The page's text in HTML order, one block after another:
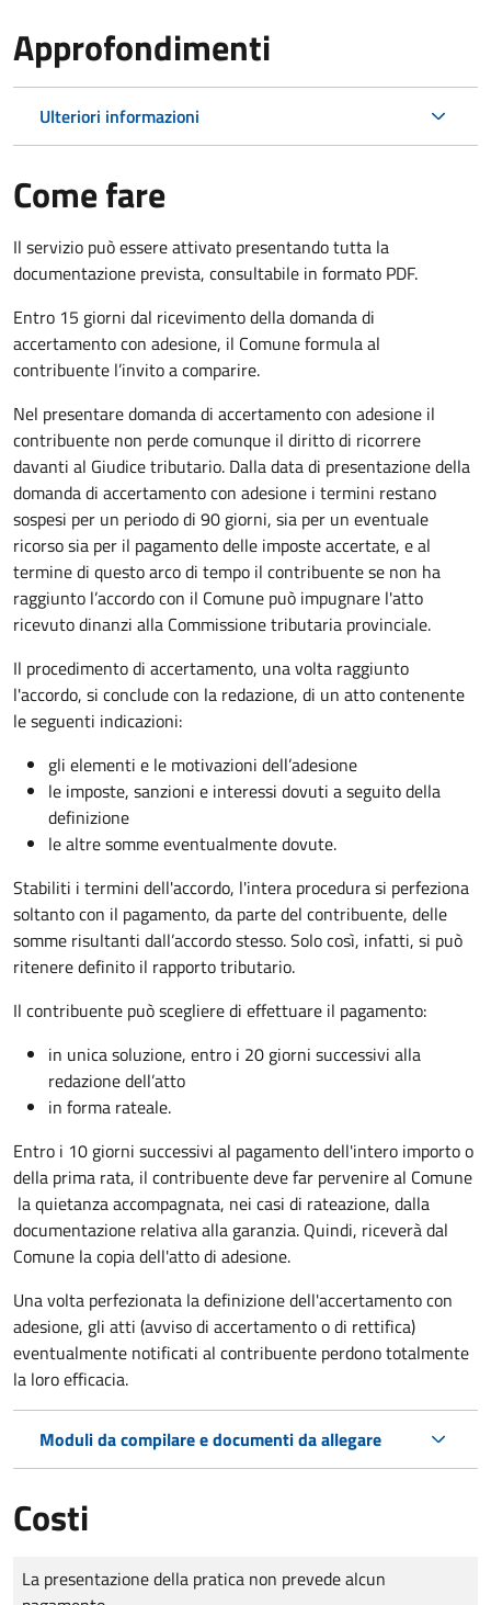
Approfondimenti
Ulteriori informazioni
Come fare
Il servizio può essere attivato presentando tutta la
documentazione prevista, consultabile in formato PDF.
Entro 15 giorni dal ricevimento della domanda di
accertamento con adesione, il Comune formula al
contribuente l’invito a comparire.
Nel presentare domanda di accertamento con adesione il
contribuente non perde comunque il diritto di ricorrere
davanti al Giudice tributario. Dalla data di presentazione della
domanda di accertamento con adesione i termini restano
sospesi per un periodo di 90 giorni, sia per un eventuale
ricorso sia per il pagamento delle imposte accertate, e al
termine di questo arco di tempo il contribuente se non ha
raggiunto l’accordo con il Comune può impugnare l'atto
ricevuto dinanzi alla Commissione tributaria provinciale.
Il procedimento di accertamento, una volta raggiunto
l'accordo, si conclude con la redazione, di un atto contenente
le seguenti indicazioni:
gli elementi e le motivazioni dell’adesione
le imposte, sanzioni e interessi dovuti a seguito della
definizione
le altre somme eventualmente dovute.
Stabiliti i termini dell'accordo, l'intera procedura si perfeziona
soltanto con il pagamento, da parte del contribuente, delle
somme risultanti dall’accordo stesso. Solo così, infatti, si può
ritenere definito il rapporto tributario.
Il contribuente può scegliere di effettuare il pagamento:
in unica soluzione, entro i 20 giorni successivi alla
redazione dell’atto
in forma rateale.
Entro i 10 giorni successivi al pagamento dell'intero importo o
della prima rata, il contribuente deve far pervenire al Comune
la quietanza accompagnata, nei casi di rateazione, dalla
documentazione relativa alla garanzia. Quindi, riceverà dal
Comune la copia dell'atto di adesione.
Una volta perfezionata la definizione dell'accertamento con
adesione, gli atti (avviso di accertamento o di rettifica)
eventualmente notificati al contribuente perdono totalmente
la loro efficacia.
Moduli da compilare e documenti da allegare
Costi
Tipo di pagamento
Importo
La presentazione della pratica non prevede alcun